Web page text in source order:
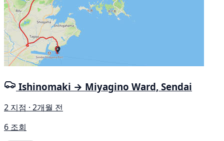
Ishinomaki → Miyagino Ward, Sendai
2 지점 · 2개월 전
6 조회